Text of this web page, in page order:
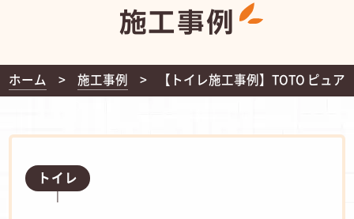
施工事例
ホーム 施工事例 【トイレ施工事例】TOTO ピュア
トイレ